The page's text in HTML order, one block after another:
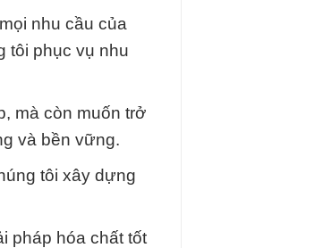
nhu cầu của
tôi phục vụ nhu
mà còn muốn trở
và bền vững.
tôi xây dựng
pháp hóa chất tốt